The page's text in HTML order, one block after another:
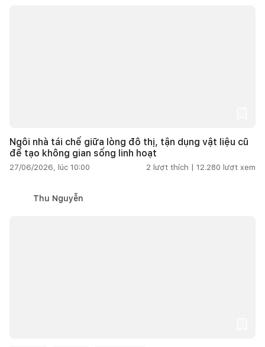
Ngôi nhà tái chế giữa lòng đô thị, tận dụng vật liệu cũ
để tạo không gian sống linh hoạt
27/06/2026, lúc 10:00 2 lượt thích | 12.280 lượt xem
Thu Nguyễn